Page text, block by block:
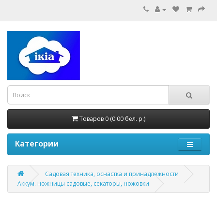
Товаров 0 (0.00 бел. р.)
Категории
Садовая техника, оснастка и принадлежности
Аккум. ножницы садовые, секаторы, ножовки